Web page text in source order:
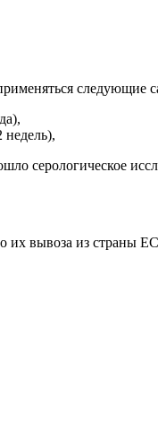
следующие
недель),
серологическое
вывоза из страны